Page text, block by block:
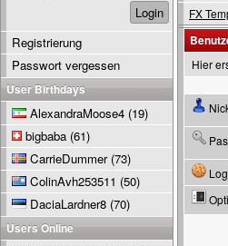
FX
Hier
Registrierung
Passwort vergessen
User Birthdays
AlexandraMoose4 (19)
bigbaba (61)
CarrieDummer(73)
ColinAvh253511 (50)
DaciaLardner8 (70)
Users Online